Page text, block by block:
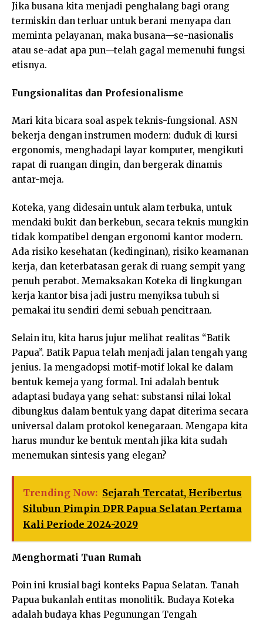
Jika busana kita menjadi penghalang bagi orang
termiskin dan terluar untuk berani menyapa dan
meminta pelayanan, maka busana—se-nasionalis
atau se-adat apa pun—telah gagal memenuhi fungsi
etisnya.
Fungsionalitas dan Profesionalisme
Mari kita bicara soal aspek teknis-fungsional. ASN
bekerja dengan instrumen modern: duduk di kursi
ergonomis, menghadapi layar komputer, mengikuti
rapat di ruangan dingin, dan bergerak dinamis
antar-meja.
Koteka, yang didesain untuk alam terbuka, untuk
mendaki bukit dan berkebun, secara teknis mungkin
tidak kompatibel dengan ergonomi kantor modern.
Ada risiko kesehatan (kedinginan), risiko keamanan
kerja, dan keterbatasan gerak di ruang sempit yang
penuh perabot. Memaksakan Koteka di lingkungan
kerja kantor bisa jadi justru menyiksa tubuh si
pemakai itu sendiri demi sebuah pencitraan.
Selain itu, kita harus jujur melihat realitas “Batik
Papua”. Batik Papua telah menjadi jalan tengah yang
jenius. Ia mengadopsi motif-motif lokal ke dalam
bentuk kemeja yang formal. Ini adalah bentuk
adaptasi budaya yang sehat: substansi nilai lokal
dibungkus dalam bentuk yang dapat diterima secara
universal dalam protokol kenegaraan. Mengapa kita
harus mundur ke bentuk mentah jika kita sudah
menemukan sintesis yang elegan?
Trending Now: Sejarah Tercatat, Heribertus
Silubun Pimpin DPR Papua Selatan Pertama
Kali Periode 2024-2029
Menghormati Tuan Rumah
Poin ini krusial bagi konteks Papua Selatan. Tanah
Papua bukanlah entitas monolitik. Budaya Koteka
adalah budaya khas Pegunungan Tengah